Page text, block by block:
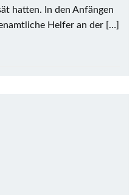
hatten. In den Anfängen
Helfer an der […]